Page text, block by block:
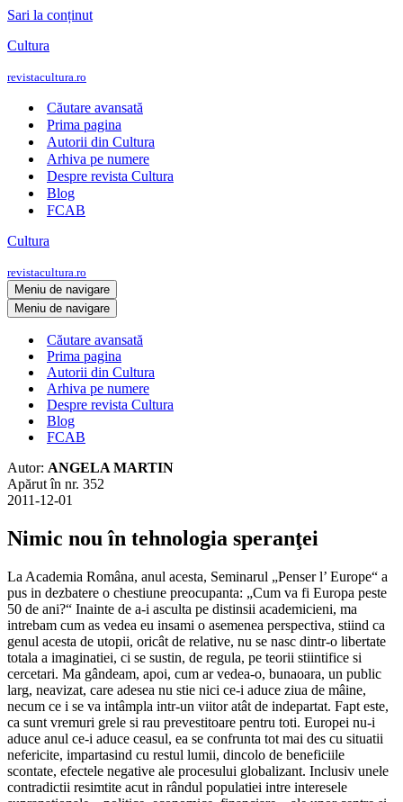
Sari la conținut
Cultura
revistacultura.ro
Căutare avansată
Prima pagina
Autorii din Cultura
Arhiva pe numere
Despre revista Cultura
Blog
FCAB
Cultura
revistacultura.ro
Meniu de navigare
Meniu de navigare
Căutare avansată
Prima pagina
Autorii din Cultura
Arhiva pe numere
Despre revista Cultura
Blog
FCAB
Autor: ANGELA MARTIN
Apărut în nr. 352
2011-12-01
Nimic nou în tehnologia speranţei
La Academia Româna, anul acesta, Seminarul „Penser l’ Europe“ a
pus in dezbatere o chestiune preocupanta: „Cum va fi Europa peste
50 de ani?“ Inainte de a-i asculta pe distinsii academicieni, ma
intrebam cum as vedea eu insami o asemenea perspectiva, stiind ca
genul acesta de utopii, oricât de relative, nu se nasc dintr-o libertate
totala a imaginatiei, ci se sustin, de regula, pe teorii stiintifice si
cercetari. Ma gândeam, apoi, cum ar vedea-o, bunaoara, un public
larg, neavizat, care adesea nu stie nici ce-i aduce ziua de mâine,
necum ce i se va intâmpla intr-un viitor atât de indepartat. Fapt este,
ca sunt vremuri grele si rau prevestitoare pentru toti. Europei nu-i
aduce anul ce-i aduce ceasul, ea se confrunta tot mai des cu situatii
nefericite, impartasind cu restul lumii, dincolo de beneficiile
scontate, efectele negative ale procesului globalizant. Inclusiv unele
contradictii resimtite acut in rândul populatiei intre interesele